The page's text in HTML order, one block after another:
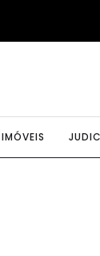
IMÓVEIS